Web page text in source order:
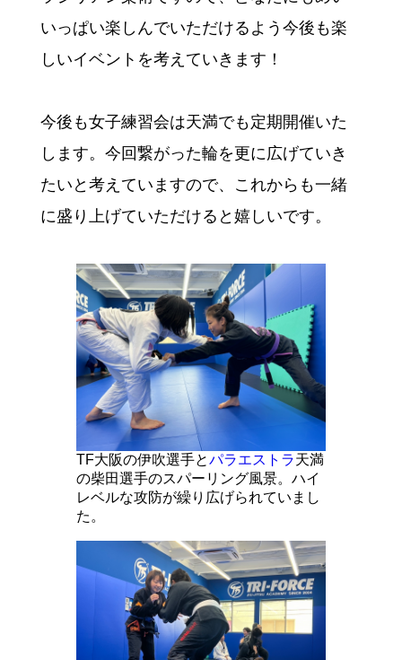
いっぱい楽しんでいただけるよう今後も楽
しいイベントを考えていきます！
今後も女子練習会は天満でも定期開催いた
します。今回繋がった輪を更に広げていき
たいと考えていますので、これからも一緒
に盛り上げていただけると嬉しいです。
TF大阪の伊吹選手とパラエストラ天満
の柴田選手のスパーリング風景。ハイ
レベルな攻防が繰り広げられていまし
た。